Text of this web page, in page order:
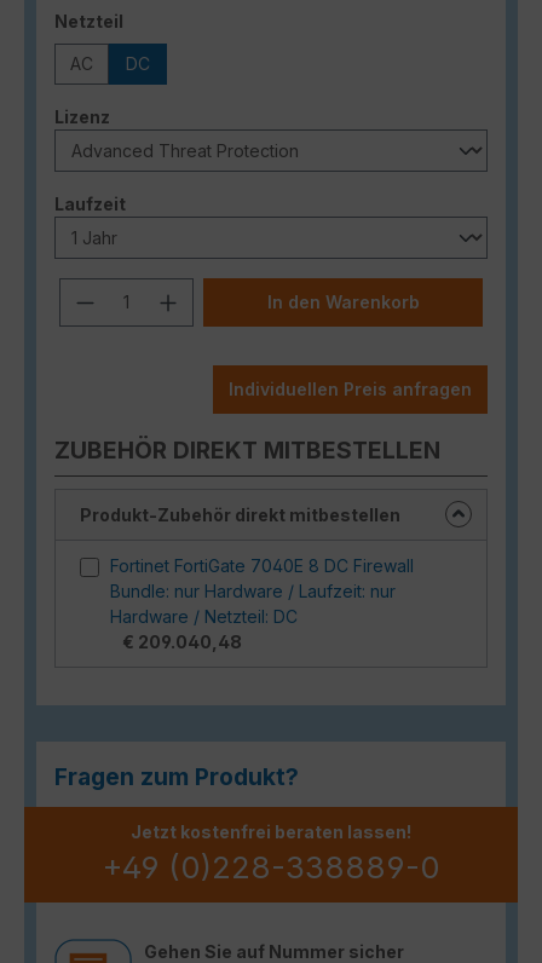
Netzteil
AC DC
Lizenz
Laufzeitauswählen
Produkt Anzahl: Gib den
In den Warenkorb
Individuellen Preis anfragen
ZUBEHÖR DIREKT MITBESTELLEN
Produkt-Zubehör direkt mitbestellen
Fortinet FortiGate 7040E 8 DC Firewall
Bundle: nur Hardware / Laufzeit: nur
Hardware / Netzteil: DC
€ 209.040,48
Fragen zum Produkt?
Jetzt kostenfrei beraten lassen!
+49 (0)228-338889-0
Gehen Sie auf Nummer sicher